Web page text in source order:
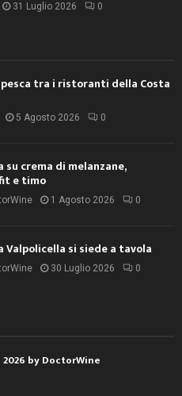
31 Luglio 2026 0
pesca tra i ristoranti della Costa
5 Agosto 2026 0
crema di melanzane,
e timo
1 Agosto 2026 0
Valpolicella si siede a tavola
30 Luglio 2026 0
by DoctorWine